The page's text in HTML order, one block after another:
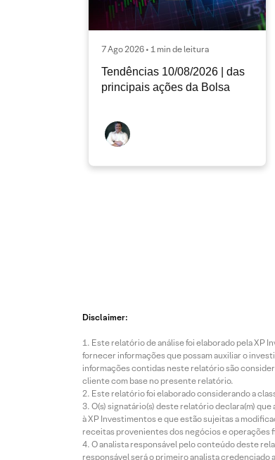
7 Ago 2026 • 1 min de leitura
Tendências 10/08/2026 | das
principais ações da Bolsa
Disclaimer:
Este relatório de análise foi elaborado pela XP
fornecer informações que possam auxiliar o
informações contidas neste relatório são
cliente com base no presente relatório.
Este relatório foi elaborado considerando a
O(s) signatário(s) deste relatório declara(m)
à XP Investimentos e que estão sujeitas a
receitas provenientes dos negócios e operações
O analista responsável pelo conteúdo deste
responsável será o primeiro analista credenciado